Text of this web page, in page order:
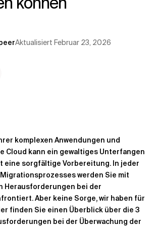
Aktualisiert Februar 23, 2026
komplexen Anwendungen und
Cloud kann ein gewaltiges Unterfangen
eine sorgfältige Vorbereitung. In jeder
werden Sie mit
Herausforderungen bei der
Aber keine Sorge, wir haben für
finden Sie einen Überblick über die 3
bei der Überwachung der